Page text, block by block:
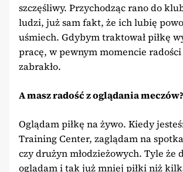
szczęśliwy. Przychodząc rano do
ludzi, już sam fakt, że ich lubię
uśmiech. Gdybym traktował piłkę
pracę, w pewnym momencie
zabrakło.
A masz radość z oglądania meczów?
Oglądam piłkę na żywo. Kiedy
Training Center, zaglądam na
czy drużyn młodzieżowych. Tyle że
oglądam i tak już mniej piłki niż